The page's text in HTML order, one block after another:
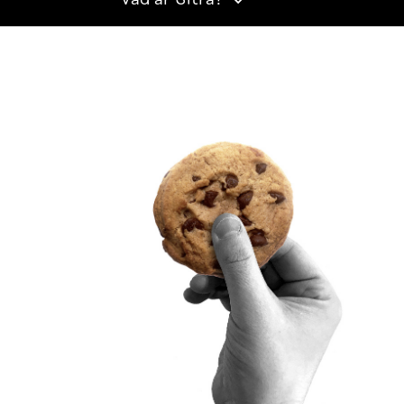
Beskrivning av handlingsoffentligheten
Sitra’s digitala kommunikation och webbtjänster